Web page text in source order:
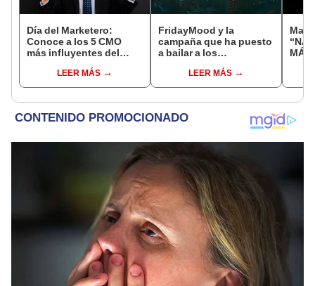
Día del Marketero:
Conoce a los 5 CMO
más influyentes del
LEER MÁS
FridayMood y la
campaña que ha puesto
a bailar a los
peruanos de la mano de
Wally
LEER MÁS